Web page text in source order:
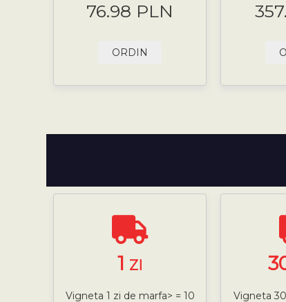
76.98 PLN
ORDIN
1 ZI
Vigneta 1 zi de marfa> = 10 Vigneta